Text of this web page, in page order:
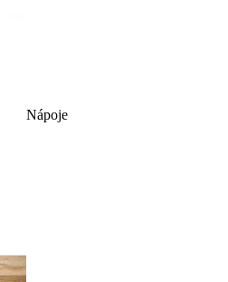
Nápoje